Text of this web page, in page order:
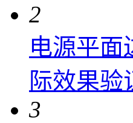
2
电源平面
际效果验
3